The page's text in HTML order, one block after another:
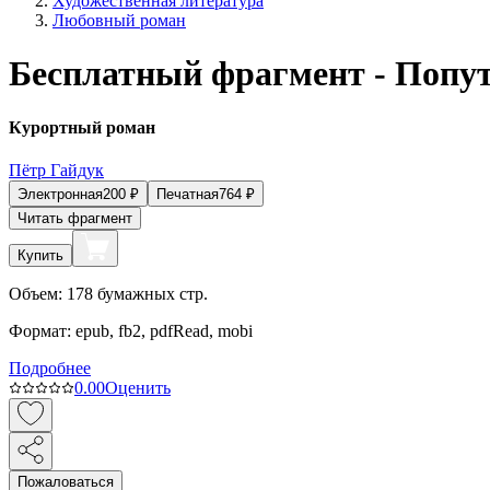
Любовный роман
Бесплатный фрагмент -
Курортный роман
Пётр Гайдук
Электронная200 ₽ Печатная764 ₽
Читать фрагмент
Купить
Объем: 178 бумажных стр.
Формат: epub, fb2, pdfRead, mobi
Подробнее
0.00Оценить
Пожаловаться